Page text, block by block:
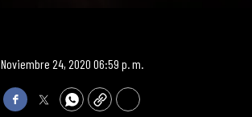
Noviembre 24, 2020 06:59 p. m.
FacebookTwitterWhatsApp
Copy Print